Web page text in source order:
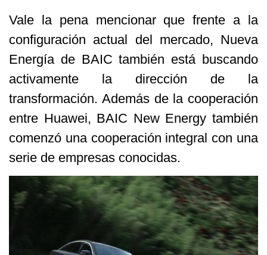
Vale la pena mencionar que frente a la
configuración actual del mercado, Nueva
Energía de BAIC también está buscando
activamente la dirección de la
transformación. Además de la cooperación
entre Huawei, BAIC New Energy también
comenzó una cooperación integral con una
serie de empresas conocidas.